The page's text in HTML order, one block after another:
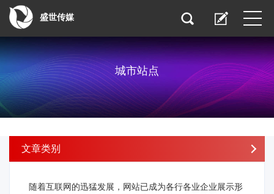
盛世传媒
城市站点
文章类别
随着互联网的迅猛发展，网站已成为各行各业企业展示形